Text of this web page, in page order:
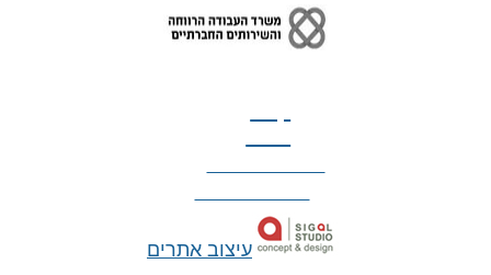
עיצוב אתרים